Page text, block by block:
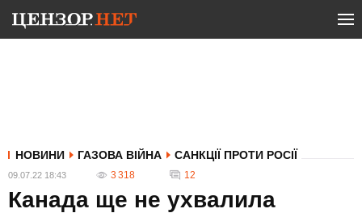
НОВИНИ ГАЗОВА ВІЙНА САНКЦІЇ ПРОТИ РОСІЇ
09.07.22 18:43 3 318 12
Канада ще не ухвалила